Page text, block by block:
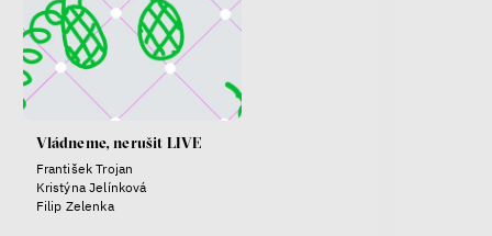
Vládneme, nerušit LIVE
František Trojan
Kristýna Jelínková
Filip Zelenka